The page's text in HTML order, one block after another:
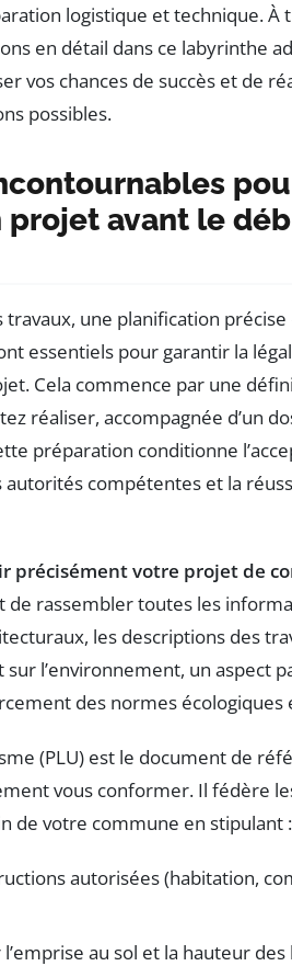
logistique et technique. À
en détail dans ce labyrinthe
vos chances de succès et de
possibles.
projet avant le
une planification
essentiels pour garantir la
Cela commence par une
réaliser, accompagnée d’un
préparation conditionne
autorités compétentes et la
précisément votre projet de
de rassembler toutes les
les descriptions des
sur l’environnement, un aspect
des normes écologiques
(PLU) est le document de
vous conformer. Il fédère
de votre commune en stipulant :
autorisées (habitation,
au sol et la hauteur